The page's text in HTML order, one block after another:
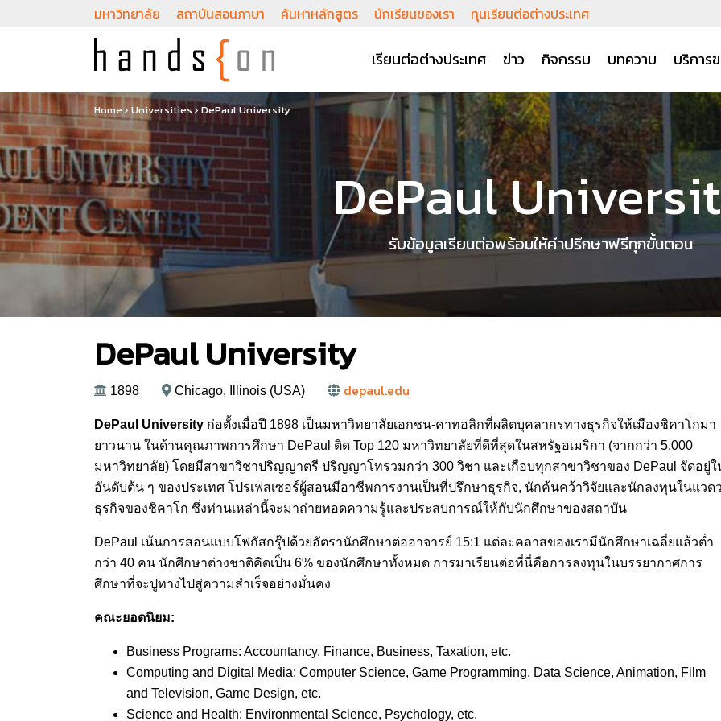
มหาวิทยาลัย สถาบันสอนภาษา ค้นหาหลักสูตร นักเรียนของเรา ทุนเรียนต่อต่างประเทศ
เรียนต่อต่างประเทศ ข่าว กิจกรรม บทความ บริการ
Home› Universities › DePaul University
DePaul
รับข้อมูลเรียนต่อพร้อมให้คำปรึกษาฟรีทุกขั้นตอน
DePaul University
1898 Chicago, Illinois (USA) depaul.edu
DePaul University ก่อตั้งเมื่อปี 1898 เป็นมหาวิทยาลัยเอกชน-คาทอลิกที่ผลิตบุคลากรทางธุรกิจให้เมืองชิคาโกมา
ยาวนาน ในด้านคุณภาพการศึกษา DePaul ติด Top 120 มหาวิทยาลัยที่ดีที่สุดในสหรัฐอเมริกา (จากกว่า 5,000
มหาวิทยาลัย) โดยมีสาขาวิชาปริญญาตรี ปริญญาโทรวมกว่า 300 วิชา และเกือบทุกสาขาวิชาของ DePaul จัดอยู่ใ
อันดับต้น ๆ ของประเทศ โปรเฟสเซอร์ผู้สอนมีอาชีพการงานเป็นที่ปรึกษาธุรกิจ, นักค้นคว้าวิจัยและนักลงทุนในแวด
ธุรกิจของชิคาโก ซึ่งท่านเหล่านี้จะมาถ่ายทอดความรู้และประสบการณ์ให้กับนักศึกษาของสถาบัน
DePaul เน้นการสอนแบบโฟกัสกรุ๊ปด้วยอัตรานักศึกษาต่ออาจารย์ 15:1 แต่ละคลาสของเรามีนักศึกษาเฉลี่ยแล้วต่ำ
กว่า 40 คน นักศึกษาต่างชาติคิดเป็น 6% ของนักศึกษาทั้งหมด การมาเรียนต่อที่นี่คือการลงทุนในบรรยากาศการ
ศึกษาที่จะปูทางไปสู่ความสำเร็จอย่างมั่นคง
คณะยอดนิยม:
Business Programs: Accountancy, Finance, Business, Taxation, etc.
Computing and Digital Media: Computer Science, Game Programming, Data Science, Animation, Film
and Television, Game Design, etc.
Science and Health: Environmental Science, Psychology, etc.